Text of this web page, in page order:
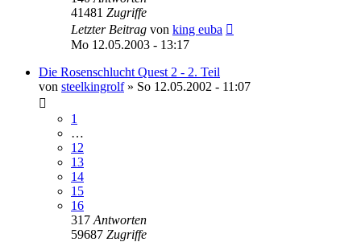
41481 Zugriffe
Letzter Beitrag von king euba
Mo 12.05.2003 - 13:17
Die Rosenschlucht Quest 2 - 2. Teil
von steelkingrolf» So 12.05.2002 - 11:07
1
…
12
13
14
15
16
317 Antworten
59687 Zugriffe